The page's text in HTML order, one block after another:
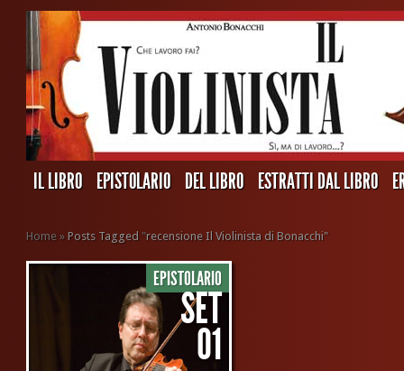
IL LIBRO EPISTOLARIO DEL LIBRO ESTRATTI DAL LIBRO
Home » Posts Tagged "recensione Il Violinista di Bonacchi"
EPISTOLARIO
SET
01